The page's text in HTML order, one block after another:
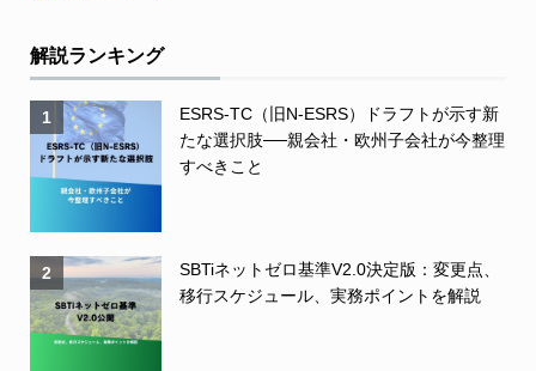
解説ランキング
1
ESRS-TC（旧N-ESRS）ドラフトが示す新
たな選択肢──親会社・欧州子会社が今整理
すべきこと
2
SBTiネットゼロ基準V2.0決定版：変更点、
移行スケジュール、実務ポイントを解説